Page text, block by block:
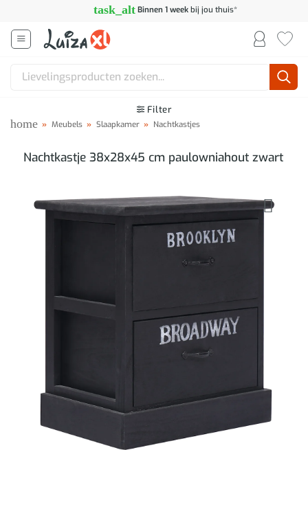
inhoud
task_alt Binnen 1 weekbij jou thuis*
Zoeken
Filter
home » Meubels » Slaapkamer » Nachtkastjes
Nachtkastje 38x28x45 cm paulowniahout zwart